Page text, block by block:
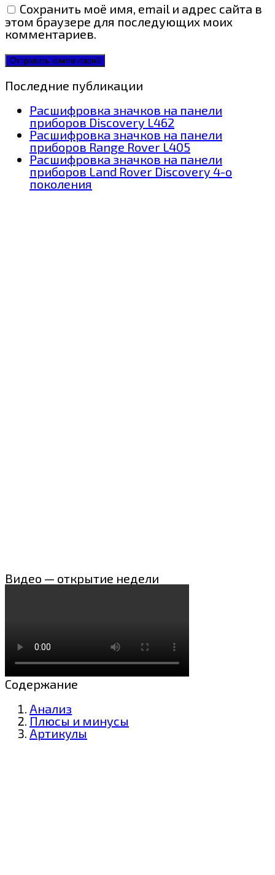
Сохранить моё имя, email и адрес сайта в
этом браузере для последующих моих
комментариев.
Последние публикации
Расшифровка значков на панели
приборов Discovery L462
Расшифровка значков на панели
приборов Range Rover L405
Расшифровка значков на панели
приборов Land Rover Discovery 4-о
поколения
Видео — открытие недели
Содержание
Анализ
Плюсы и минусы
Артикулы